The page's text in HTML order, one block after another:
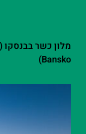
Bansko)